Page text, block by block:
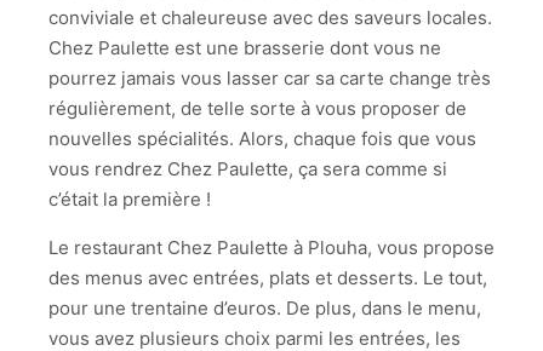
conviviale et chaleureuse avec des saveurs locales.
Chez Paulette est une brasserie dont vous ne
pourrez jamais vous lasser car sa carte change très
régulièrement, de telle sorte à vous proposer de
nouvelles spécialités. Alors, chaque fois que vous
vous rendrez Chez Paulette, ça sera comme si
c’était la première !
Le restaurant Chez Paulette à Plouha, vous propose
des menus avec entrées, plats et desserts. Le tout,
pour une trentaine d’euros. De plus, dans le menu,
vous avez plusieurs choix parmi les entrées, les